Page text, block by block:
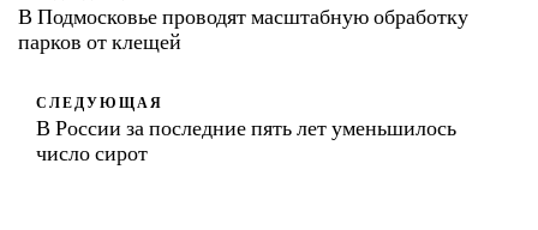
В Подмосковье проводят масштабную обработку
парков от клещей
СЛЕДУЮЩАЯ
В России за последние пять лет уменьшилось
число сирот